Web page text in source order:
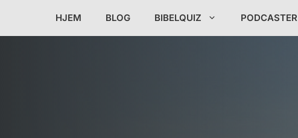
HJEM BLOG BIBELQUIZ PODCASTER